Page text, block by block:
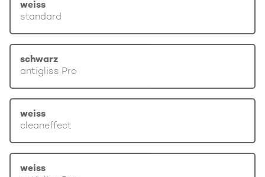
weiss
standard
schwarz
antigliss Pro
weiss
cleaneffect
weiss